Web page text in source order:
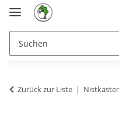
Zurück zur Liste